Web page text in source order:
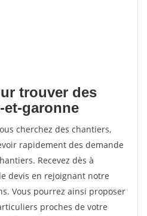
trouver des
garonne
cherchez des chantiers,
rapidement des demande
Recevez dès à
devis en rejoignant notre
Vous pourrez ainsi proposer
proches de votre